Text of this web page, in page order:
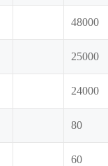
48000
25000
24000
80
60